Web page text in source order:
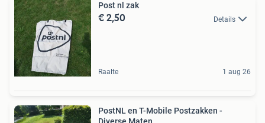
Post nl zak
€ 2,50 Details
Raalte 1 aug 26
PostNL en T-Mobile Postzakken -